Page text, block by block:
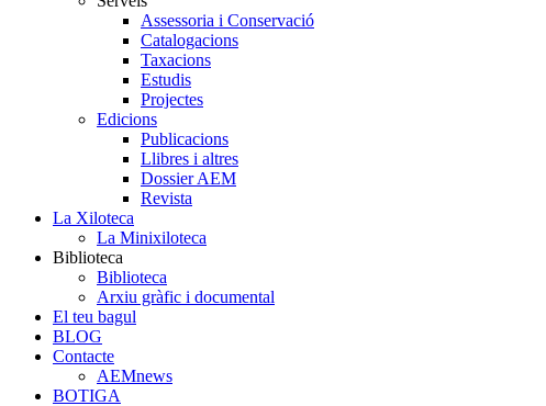
Assessoria i Conservació
Catalogacions
Taxacions
Estudis
Projectes
Edicions
Publicacions
Llibres i altres
Dossier AEM
Revista
La Xiloteca
La Minixiloteca
Biblioteca
Biblioteca
Arxiu gràfic i documental
El teu bagul
BLOG
Contacte
AEMnews
BOTIGA